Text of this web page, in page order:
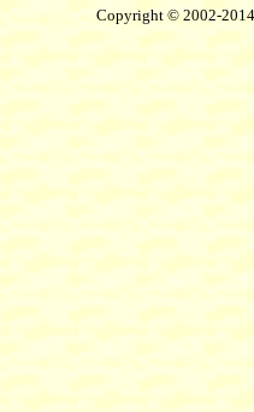
Copyright © 2002-